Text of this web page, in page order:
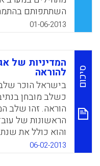
Lishchinsky, O).
השתתפותם
2010.
שבסוף השנה
Lisa F., 2013).
01-06-2013
סיכום
המדיניות של
להוראה
בישראל הוכר
כשלב מובחן
הוראה. זהו שלב
הראשונות של
והוא כולל את
הסטאז') ואת
זה כשלב מובחן
06-02-2013